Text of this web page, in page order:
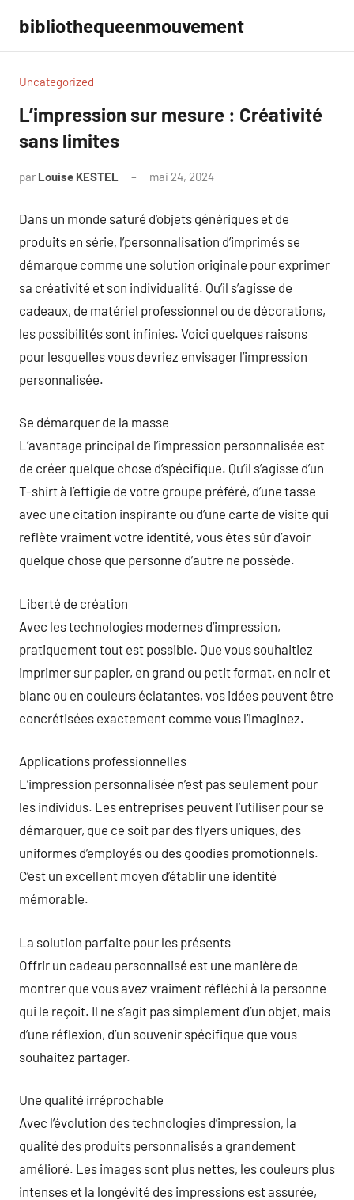
contenu
bibliothequeenmouvement
Uncategorized
L’impression sur mesure : Créativité
sans limites
par Louise KESTEL mai 24, 2024
Dans un monde saturé d’objets génériques et de
produits en série, l’personnalisation d’imprimés se
démarque comme une solution originale pour exprimer
sa créativité et son individualité. Qu’il s’agisse de
cadeaux, de matériel professionnel ou de décorations,
les possibilités sont infinies. Voici quelques raisons
pour lesquelles vous devriez envisager l’impression
personnalisée.
Se démarquer de la masse
L’avantage principal de l’impression personnalisée est
de créer quelque chose d’spécifique. Qu’il s’agisse d’un
T-shirt à l’effigie de votre groupe préféré, d’une tasse
avec une citation inspirante ou d’une carte de visite qui
reflète vraiment votre identité, vous êtes sûr d’avoir
quelque chose que personne d’autre ne possède.
Liberté de création
Avec les technologies modernes d’impression,
pratiquement tout est possible. Que vous souhaitiez
imprimer sur papier, en grand ou petit format, en noir et
blanc ou en couleurs éclatantes, vos idées peuvent être
concrétisées exactement comme vous l’imaginez.
Applications professionnelles
L’impression personnalisée n’est pas seulement pour
les individus. Les entreprises peuvent l’utiliser pour se
démarquer, que ce soit par des flyers uniques, des
uniformes d’employés ou des goodies promotionnels.
C’est un excellent moyen d’établir une identité
mémorable.
La solution parfaite pour les présents
Offrir un cadeau personnalisé est une manière de
montrer que vous avez vraiment réfléchi à la personne
qui le reçoit. Il ne s’agit pas simplement d’un objet, mais
d’une réflexion, d’un souvenir spécifique que vous
souhaitez partager.
Une qualité irréprochable
Avec l’évolution des technologies d’impression, la
qualité des produits personnalisés a grandement
amélioré. Les images sont plus nettes, les couleurs plus
intenses et la longévité des impressions est assurée,